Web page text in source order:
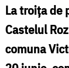
eroilor
români
la
troița
La troița de
Castelul
comuna